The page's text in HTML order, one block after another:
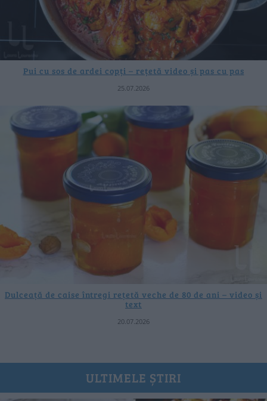
Pui cu sos de ardei copți – rețetă video și pas cu pas
25.07.2026
Dulceață de caise întregi rețetă veche de 80 de ani – video și
text
20.07.2026
ULTIMELE ȘTIRI